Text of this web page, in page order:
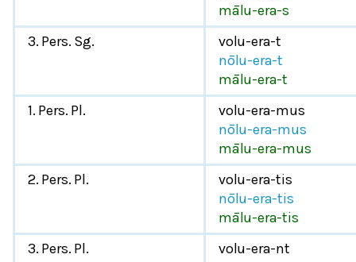
mālu-era-s
3. Pers. Sg.
volu-era-t
nōlu-era-t
mālu-era-t
1. Pers. Pl.
volu-era-mus
nōlu-era-mus
mālu-era-mus
2. Pers. Pl.
volu-era-tis
nōlu-era-tis
mālu-era-tis
3. Pers. Pl.
volu-era-nt